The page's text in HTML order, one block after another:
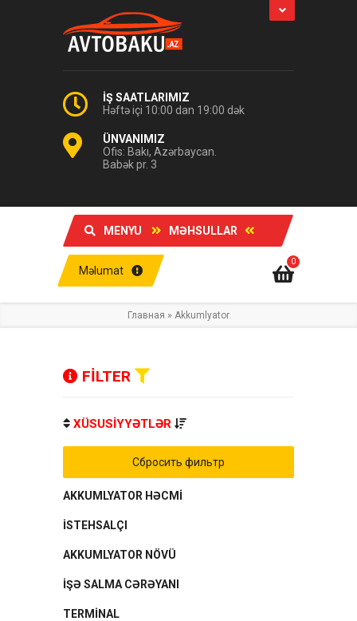
İŞ SAATLARIMIZ
Həftə içi 10:00 dan 19:00 dək
ÜNVANIMIZ
Ofis: Bakı, Azərbaycan.
Babək pr. 3
MENYU MƏHSULLAR
Məlumat
0
Главная » Akkumlyator
FİLTER
XÜSUSİYYƏTLƏR
Сбросить фильтр
AKKUMLYATOR HƏCMİ
İSTEHSALÇI
AKKUMLYATOR NÖVÜ
İŞƏ SALMA CƏRƏYANI
TERMİNAL